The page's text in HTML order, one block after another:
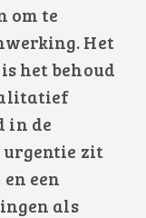
om te
Het
het behoud
in de
urgentie zit
een
als